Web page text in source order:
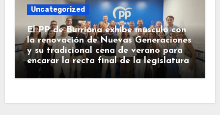
Uncategorized
El PP de Burriana exhibe músculo con
la renovación de Nuevas Generaciones
y su tradicional cena de verano para
encarar la recta final de la legislatura